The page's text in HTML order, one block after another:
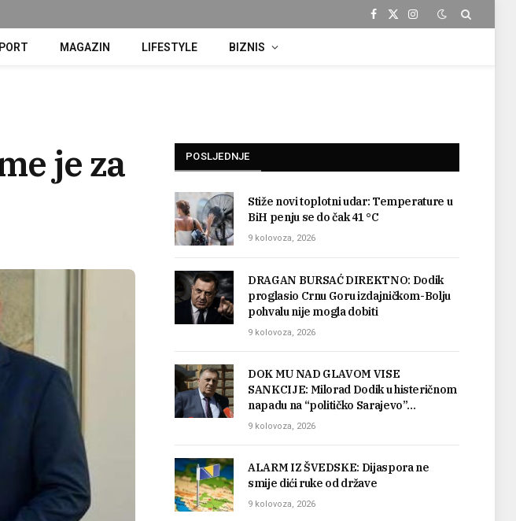
Facebook
X
Instagram
MAGAZIN LIFESTYLE BIZNIS
je za
POSLJEDNJE
Stiže novi toplotni udar: Temperature u
BiH penju se do čak 41 °C
9 kolovoza, 2026
DRAGAN BURSAĆ DIREKTNO: Dodik
proglasio Crnu Goru izdajničkom-Bolju
pohvalu nije mogla dobiti
9 kolovoza, 2026
DOK MU NAD GLAVOM VISE
SANKCIJE: Milorad Dodik u histeričnom
napadu na “političko Sarajevo”…
9 kolovoza, 2026
ALARM IZ ŠVEDSKE: Dijaspora ne
smije dići ruke od države
9 kolovoza, 2026